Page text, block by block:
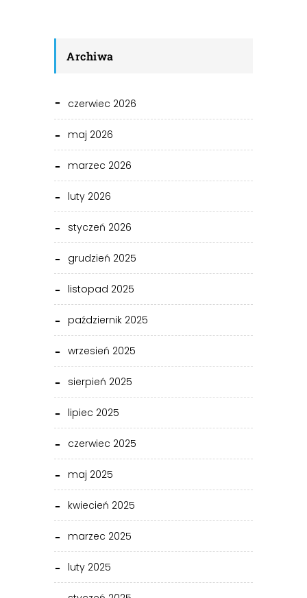
Archiwa
czerwiec 2026
maj 2026
marzec 2026
luty 2026
styczeń 2026
grudzień 2025
listopad 2025
październik 2025
wrzesień 2025
sierpień 2025
lipiec 2025
czerwiec 2025
maj 2025
kwiecień 2025
marzec 2025
luty 2025